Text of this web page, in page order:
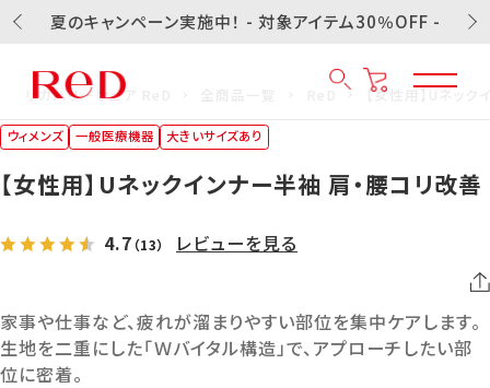
夏のキャンペーン実施中！ - 対象アイテム30％OFF -
リカバリーウェア ReD 【女性用】Uネッ
ウィメンズ 一般医療機器 大きいサイズあり
【女性用】Uネックインナー半袖 肩・腰コリ改善
4.7 （13） レビューを見る
家事や仕事など、疲れが溜まりやすい部位を集中ケアします。
生地を二重にした「Ｗバイタル構造」で、アプローチしたい部
位に密着。